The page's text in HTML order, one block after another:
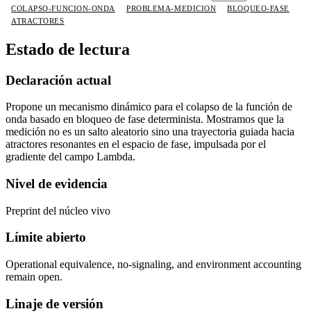
COLAPSO-FUNCION-ONDA PROBLEMA-MEDICION
BLOQUEO-FASE
ATRACTORES
Estado de lectura
Declaración actual
Propone un mecanismo dinámico para el colapso de la función de
onda basado en bloqueo de fase determinista. Mostramos que la
medición no es un salto aleatorio sino una trayectoria guiada hacia
atractores resonantes en el espacio de fase, impulsada por el
gradiente del campo Lambda.
Nivel de evidencia
Preprint del núcleo vivo
Límite abierto
Operational equivalence, no-signaling, and environment accounting
remain open.
Linaje de versión